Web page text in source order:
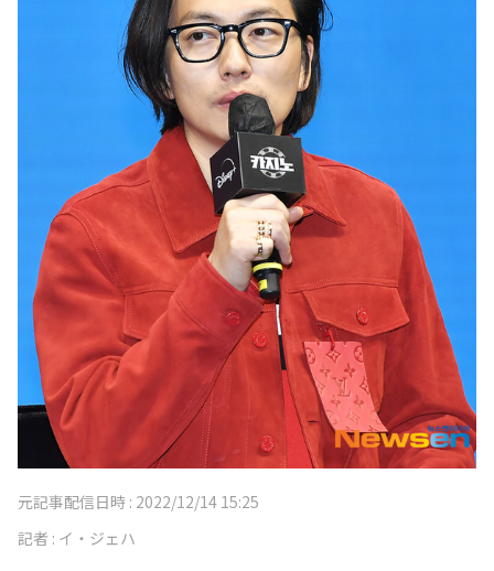
元記事配信日時 : 2022/12/14 15:25
記者 : イ・ジェハ